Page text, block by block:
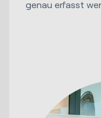
genau erfasst